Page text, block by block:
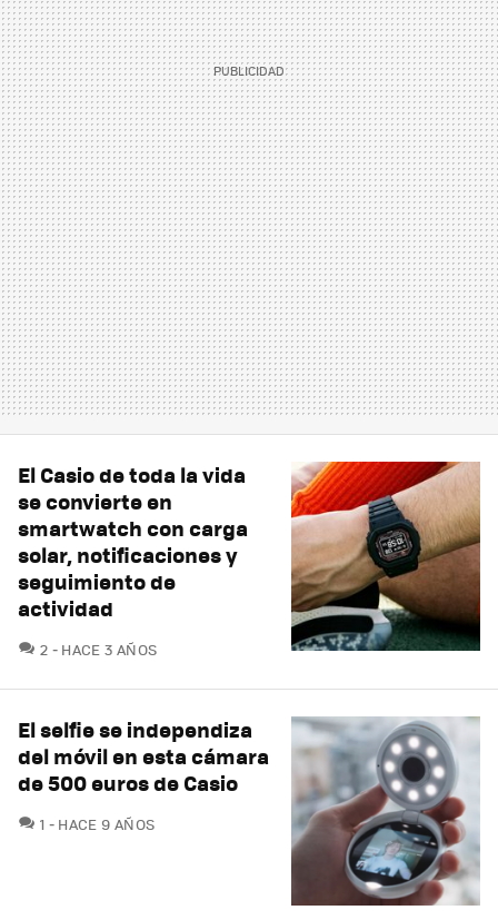
El Casio de toda la vida
se convierte en
smartwatch con carga
solar, notificaciones y
seguimiento de
actividad
2 COMENTARIOS
HACE 3 AÑOS
El selfie se independiza
del móvil en esta cámara
de 500 euros de Casio
1 COMENTARIOS
HACE 9 AÑOS